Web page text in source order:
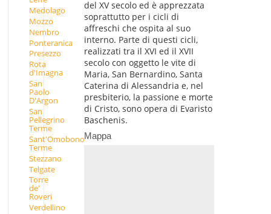
Medolago
Mozzo
Nembro
Ponteranica
Presezzo
Rota
d'Imagna
San
Paolo
D'Argon
San
Pellegrino
Terme
Sant'Omobono
Terme
Stezzano
Telgate
Torre
de'
Roveri
Verdellino
del XV secolo ed è apprezzata
soprattutto per i cicli di
affreschi che ospita al suo
interno. Parte di questi cicli,
realizzati tra il XVI ed il XVII
secolo con oggetto le vite di
Maria, San Bernardino, Santa
Caterina di Alessandria e, nel
presbiterio, la passione e morte
di Cristo, sono opera di Evaristo
Baschenis.
Mappa